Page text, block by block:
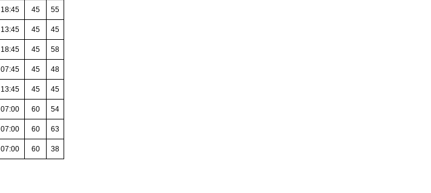
18:45 45 55
13:45 45 45
18:45 45 58
07:45 45 48
13:45 45 45
07:00 60 54
07:00 60 63
07:00 60 38